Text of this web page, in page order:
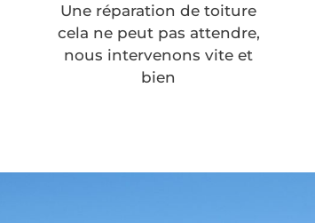
Une réparation de toiture
cela ne peut pas attendre,
nous intervenons vite et
bien